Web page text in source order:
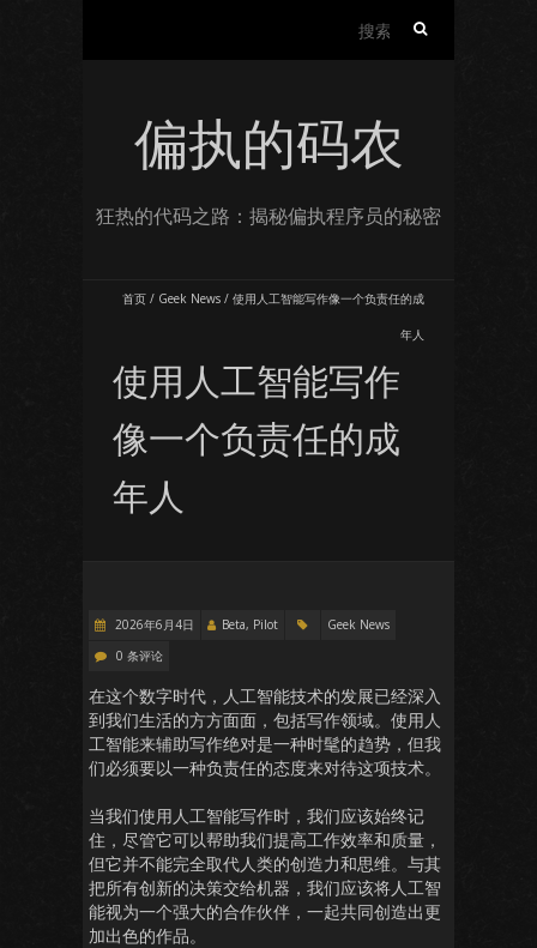
偏执的码农
狂热的代码之路：揭秘偏执程序员的秘密
首页 / Geek News / 使用人工智能写作像一个负责任的成
年人
使用人工智能写作
像一个负责任的成
年人
2026年6月4日 Beta, Pilot
Geek News
0 条评论
在这个数字时代，人工智能技术的发展已经深入
到我们生活的方方面面，包括写作领域。使用人
工智能来辅助写作绝对是一种时髦的趋势，但我
们必须要以一种负责任的态度来对待这项技术。
当我们使用人工智能写作时，我们应该始终记
住，尽管它可以帮助我们提高工作效率和质量，
但它并不能完全取代人类的创造力和思维。与其
把所有创新的决策交给机器，我们应该将人工智
能视为一个强大的合作伙伴，一起共同创造出更
加出色的作品。